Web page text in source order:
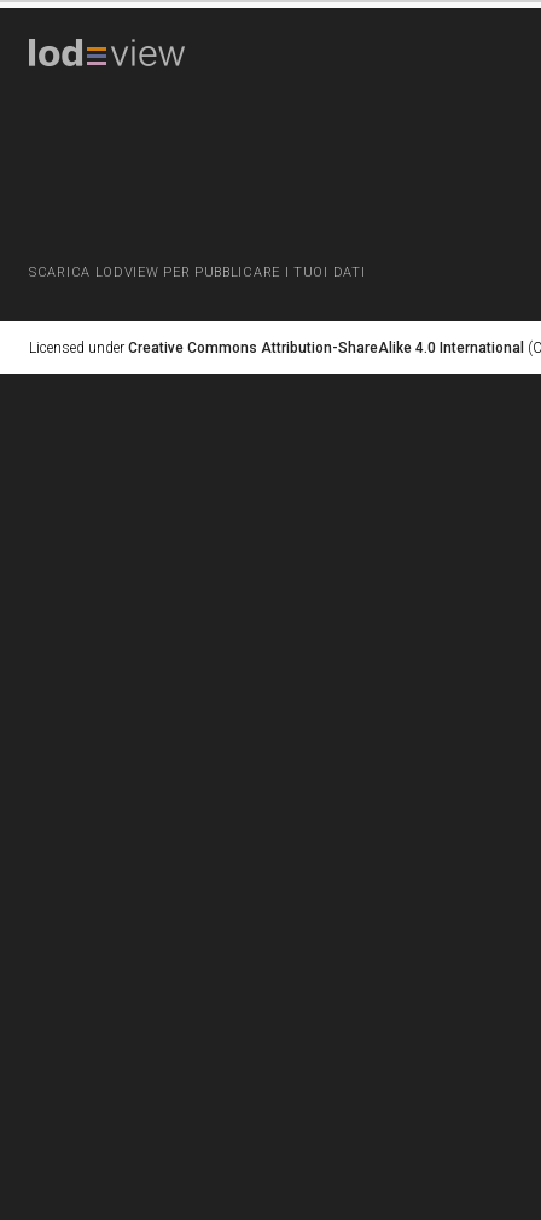
SCARICA LODVIEW PER PUBBLICARE I TUOI DATI
Licensed under Creative Commons Attribution-ShareAlike 4.0 International